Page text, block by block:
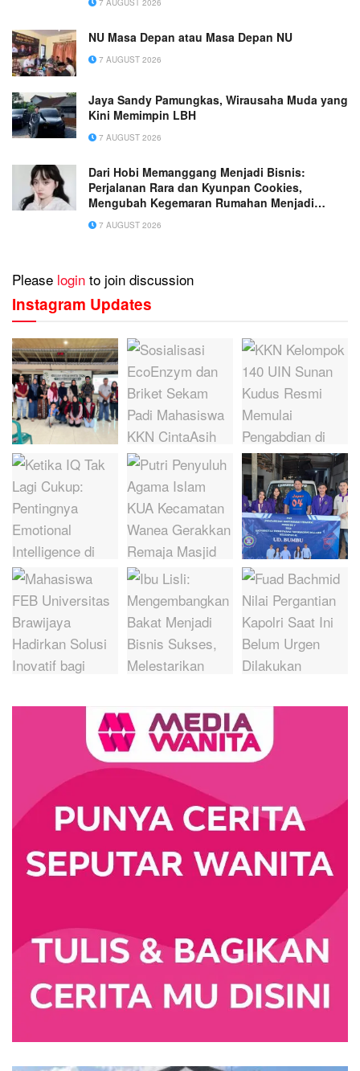
7 AUGUST 2026
NU Masa Depan atau Masa Depan NU
7 AUGUST 2026
Jaya Sandy Pamungkas, Wirausaha Muda yang
Kini Memimpin LBH
7 AUGUST 2026
Dari Hobi Memanggang Menjadi Bisnis:
Perjalanan Rara dan Kyunpan Cookies,
Mengubah Kegemaran Rumahan Menjadi
Usaha Penuh Inspirasi
7 AUGUST 2026
Please login to join discussion
Instagram Updates